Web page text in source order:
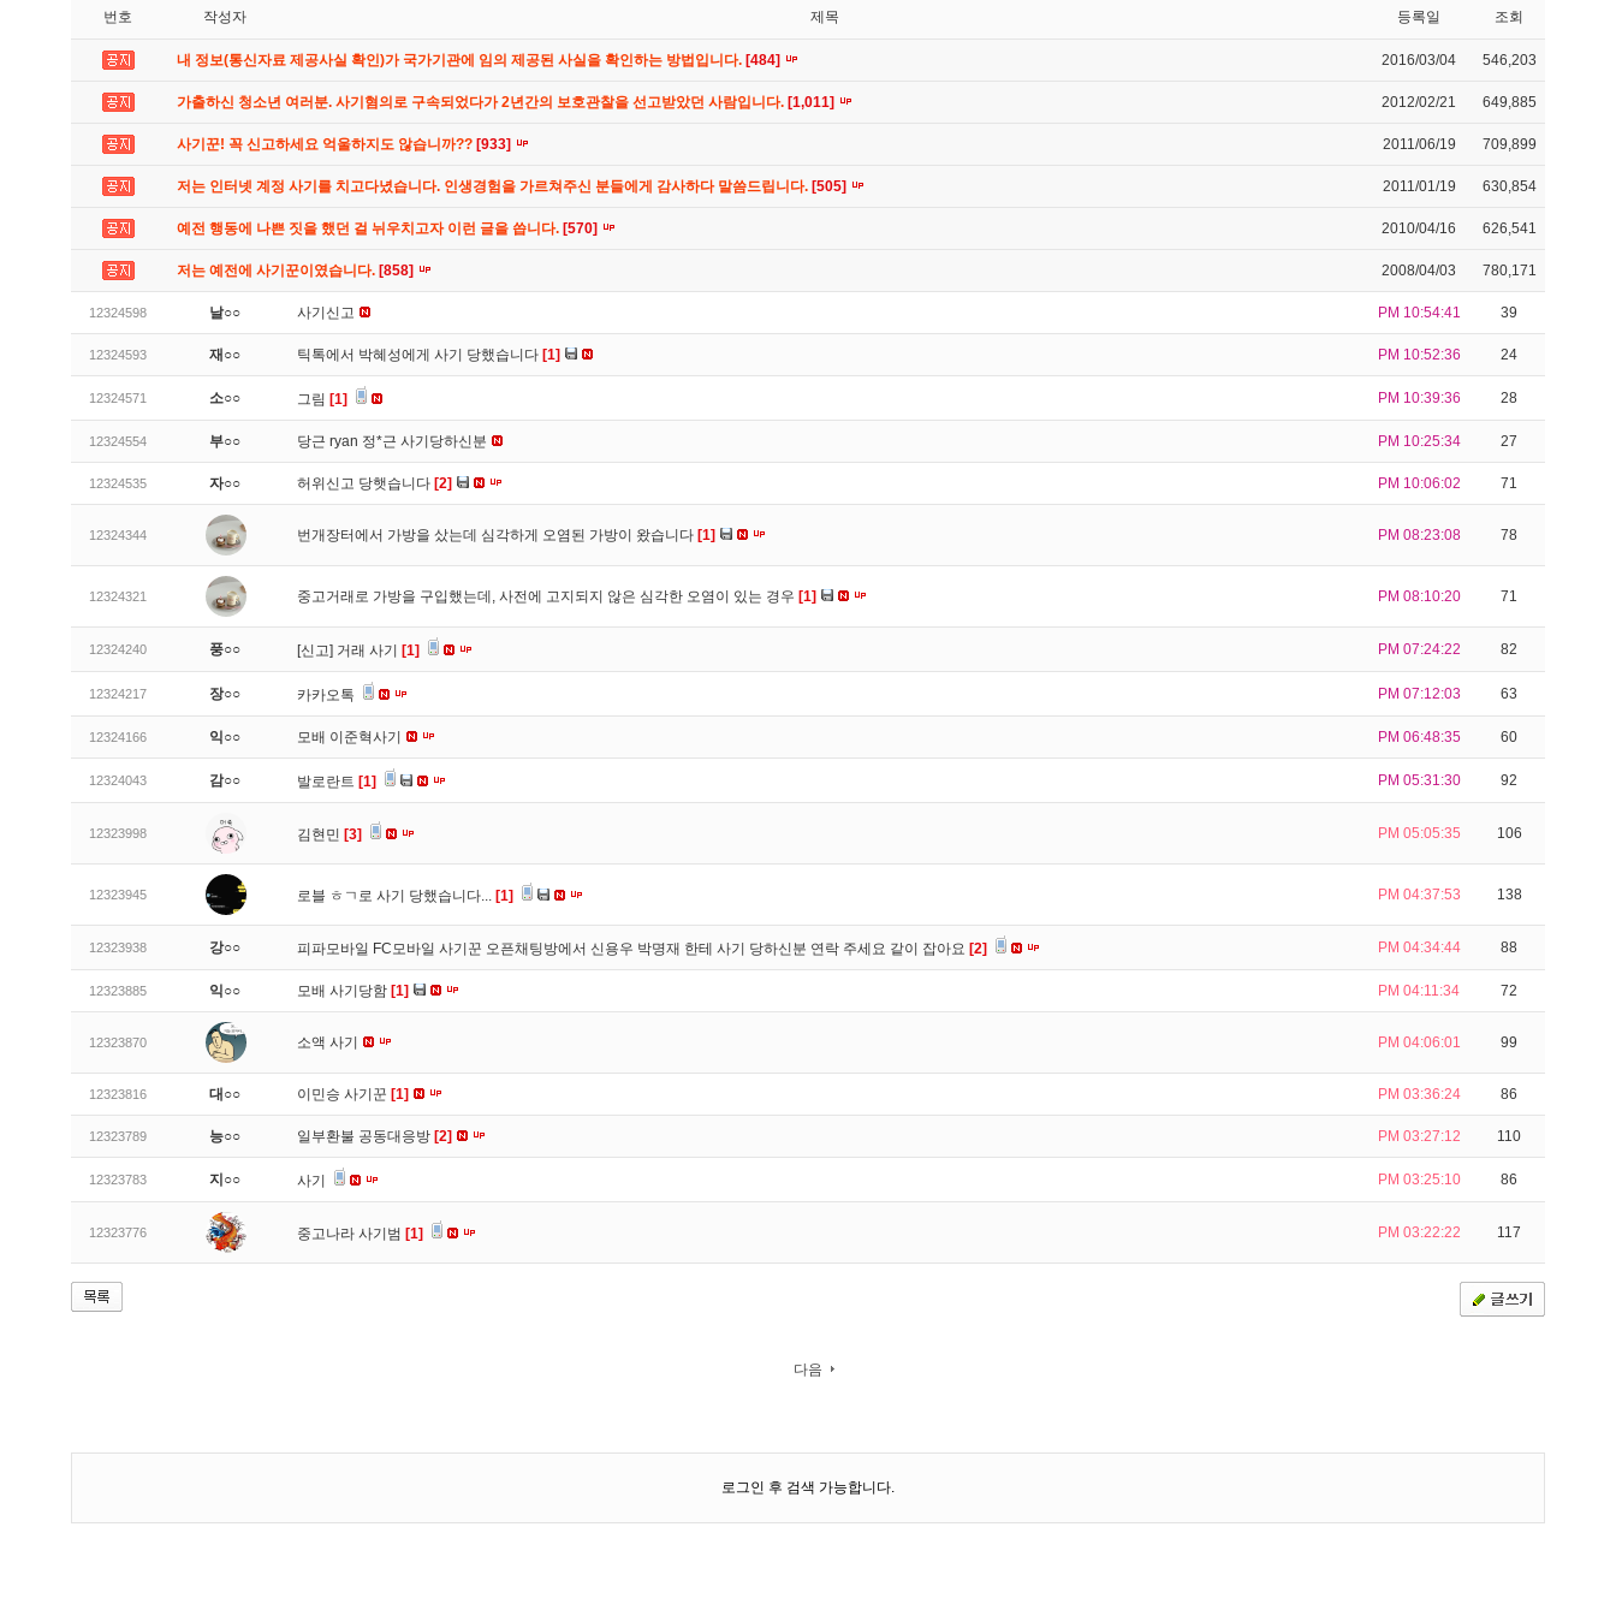
번호 작성자 제목 등록일 조회
내 정보(통신자료 제공사실 확인)가 국가기관에 임의 제공된 사실을 확인하는 방법입니다. [484] 2016/03/04 546,203
가출하신 청소년 여러분. 사기혐의로 구속되었다가 2년간의 보호관찰을 선고받았던 사람입니다. [1,011] 2012/02/21 649,885
사기꾼! 꼭 신고하세요 억울하지도 않습니까?? [933] 2011/06/19 709,899
저는 인터넷 계정 사기를 치고다녔습니다. 인생경험을 가르쳐주신 분들에게 감사하다 말씀드립니다. [505] 2011/01/19 630,854
예전 행동에 나쁜 짓을 했던 걸 뉘우치고자 이런 글을 씁니다. [570] 2010/04/16 626,541
저는 예전에 사기꾼이였습니다. [858] 2008/04/03 780,171
12324598 날○○ 사기신고 PM 10:54:41 39
12324593 재○○ 틱톡에서 박혜성에게 사기 당했습니다 [1] PM 10:52:36 24
12324571 소○○ 그림 [1] PM 10:39:36 28
12324554 부○○ 당근 ryan 정*근 사기당하신분 PM 10:25:34 27
12324535 자○○ 허위신고 당햇습니다 [2] PM 10:06:02 71
12324344 번개장터에서 가방을 샀는데 심각하게 오염된 가방이 왔습니다 [1] PM 08:23:08 78
12324321 중고거래로 가방을 구입했는데, 사전에 고지되지 않은 심각한 오염이 있는 경우 [1] PM 08:10:20 71
12324240 풍○○ [신고] 거래 사기 [1] PM 07:24:22 82
12324217 장○○ 카카오톡 PM 07:12:03 63
12324166 익○○ 모배 이준혁사기 PM 06:48:35 60
12324043 감○○ 발로란트 [1] PM 05:31:30 92
12323998 김현민 [3] PM 05:05:35 106
12323945 로블 ㅎㄱ로 사기 당했습니다... [1] PM 04:37:53 138
12323938 강○○ 피파모바일 FC모바일 사기꾼 오픈채팅방에서 신용우 박명재 한테 사기 당하신분 연락 주세요 같이 잡아요 [2] PM 04:34:44 88
12323885 익○○ 모배 사기당함 [1] PM 04:11:34 72
12323870 소액 사기 PM 04:06:01 99
12323816 대○○ 이민승 사기꾼 [1] PM 03:36:24 86
12323789 능○○ 일부환불 공동대응방 [2] PM 03:27:12 110
12323783 지○○ 사기 PM 03:25:10 86
12323776 중고나라 사기범 [1] PM 03:22:22 117
다음
로그인 후 검색 가능합니다.